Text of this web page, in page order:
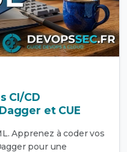
CI/CD
et CUE
Apprenez à coder vos
pour une